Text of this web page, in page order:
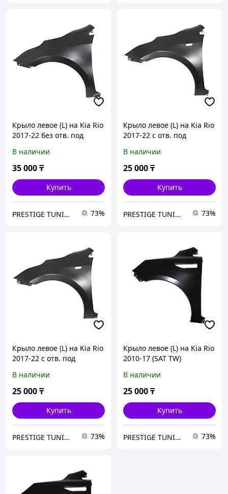
Крыло левое (L) на Kia Rio
2017-22 без отв. под
В наличии
35 000₸
Купить
PRESTIGE TUNING 73%
Крыло левое (L) на Kia Rio
2017-22 с отв. под
В наличии
25 000₸
Купить
PRESTIGE TUNING 73%
Крыло левое (L) на Kia Rio
2017-22 с отв. под
В наличии
25 000₸
Купить
PRESTIGE TUNING 73%
Крыло левое (L) на Kia Rio
2010-17 (SAT TW)
В наличии
25 000₸
Купить
PRESTIGE TUNING 73%